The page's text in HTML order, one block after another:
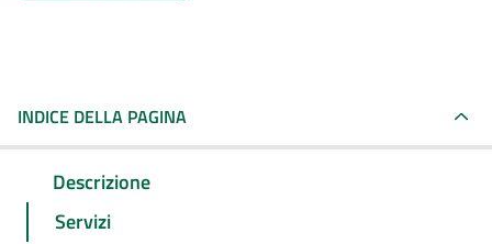
INDICE DELLA PAGINA
Descrizione
Servizi